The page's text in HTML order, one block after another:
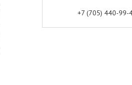
+7 (705) 440-99-